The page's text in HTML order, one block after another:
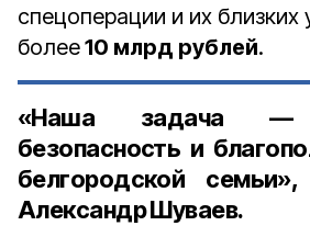
спецоперации и их
более10 млрд рублей.
«Наша задача —
безопасность и
белгородской
Александр Шуваев.